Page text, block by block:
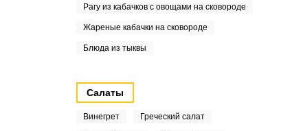
Рагу из кабачков с овощами на сковороде
Жареные кабачки на сковороде
Блюда из тыквы
Салаты
Винегрет Греческий салат